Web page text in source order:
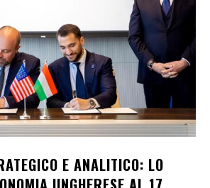
E ANALITICO: LO